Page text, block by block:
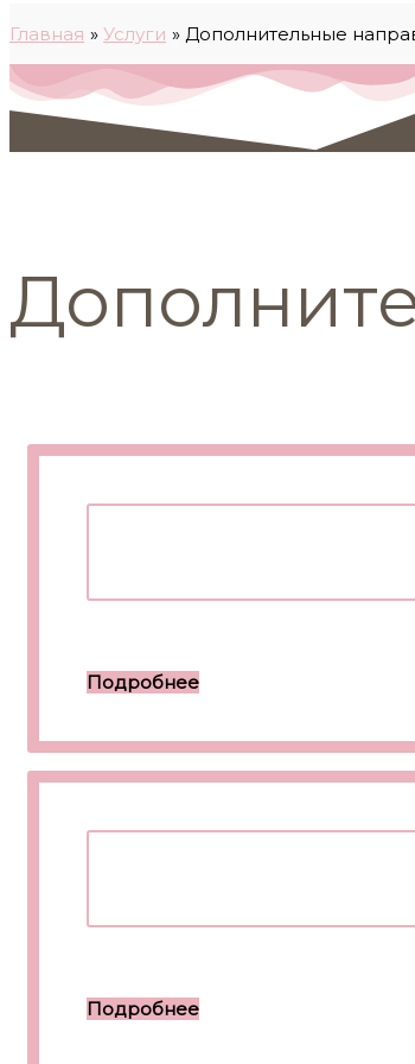
Главная Услуги Дополнительные
Подробнее
Подробнее